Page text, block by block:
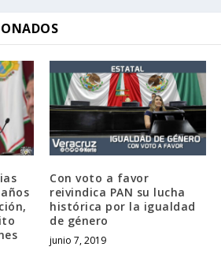
Con voto a favor
reivindica PAN su lucha
histórica por la igualdad
de género
junio 7, 2019